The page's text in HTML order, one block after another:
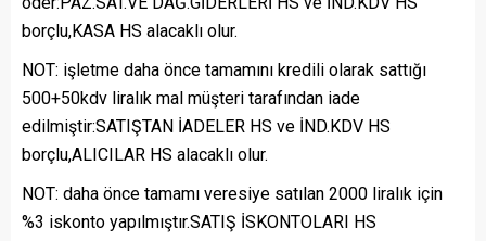
borçlu,KASA HS alacaklı olur.
NOT: işletme daha önce tamamını kredili olarak sattığı
500+50kdv liralık mal müşteri tarafından iade
edilmiştir:SATIŞTAN İADELER HS ve İND.KDV HS
borçlu,ALICILAR HS alacaklı olur.
NOT: daha önce tamamı veresiye satılan 2000 liralık için
%3 iskonto yapılmıştır.SATIŞ İSKONTOLARI HS